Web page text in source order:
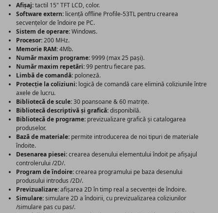
Afișaj:tactil 15" TFT LCD, color.
Software extern: licență offline Profile-53TL pentru crearea
secvențelor de îndoire pe PC.
Sistem de operare:Windows.
Procesor:200 MHz.
Memorie RAM:4Mb.
Număr maxim programe:9999 (max 25 pași).
Număr maxim repetări:99 pentru fiecare pas.
Limbă de comandă: poloneză.
Protecție la coliziuni: logică de comandă care elimină coliziunile între
axele de lucru.
Bibliotecă de scule:30 poansoane & 60 matrițe.
Bibliotecă descriptivă și grafică:disponibilă.
Bibliotecă de programe: previzualizare grafică și catalogarea
produselor.
Bază de materiale: permite introducerea de noi tipuri de materiale
îndoite.
Desenarea piesei:crearea desenului elementului îndoit pe afișajul
controlerului /2D/.
Program de îndoire:crearea programului pe baza desenului
produsului introdus /2D/.
Previzualizare:afișarea 2D în timp real a secvenței de îndoire.
Simulare:simulare 2D a îndoirii, cu previzualizarea coliziunilor
/simulare pas cu pas/.